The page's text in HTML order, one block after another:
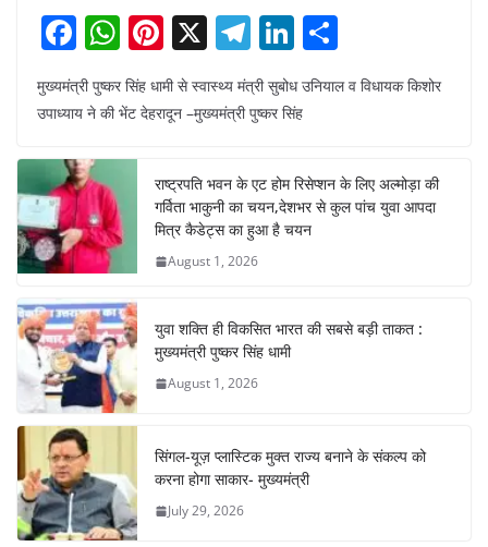
F
a
c
b
o
o
k
W
h
at
A
p
p
Pi
nt
er
e
st
X T
el
e
gr
a
m
Li
n
k
dI
n
ar
मुख्यमंत्री पुष्कर सिंह धामी से स्वास्थ्य मंत्री सुबोध उनियाल व विधायक किशोर
उपाध्याय ने की भेंट देहरादून –मुख्यमंत्री पुष्कर सिंह
राष्ट्रपति भवन के एट होम रिसेप्शन के लिए अल्मोड़ा की
गर्विता भाकुनी का चयन,देशभर से कुल पांच युवा आपदा
मित्र कैडेट्स का हुआ है चयन
August 1, 2026
युवा शक्ति ही विकसित भारत की सबसे बड़ी ताकत :
मुख्यमंत्री पुष्कर सिंह धामी
August 1, 2026
सिंगल-यूज़ प्लास्टिक मुक्त राज्य बनाने के संकल्प को
करना होगा साकार- मुख्यमंत्री
July 29, 2026